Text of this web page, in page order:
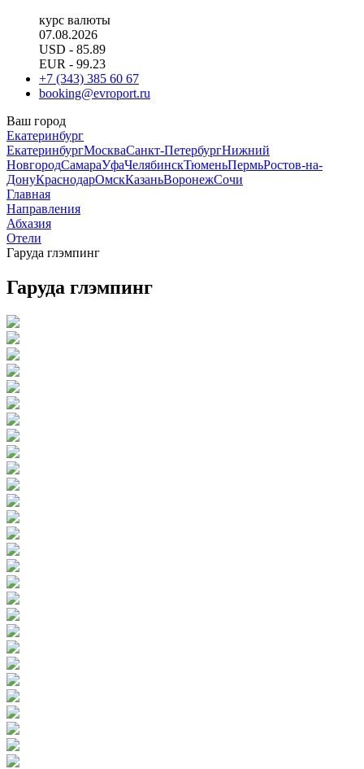
курс валюты
07.08.2026
USD - 85.89
EUR - 99.23
+7 (343) 385 60 67
booking@evroport.ru
Ваш город
Екатеринбург
ЕкатеринбургМоскваСанкт-ПетербургНижний
НовгородСамараУфаЧелябинскТюменьПермьРостов-на-
ДонуКраснодарОмскКазаньВоронежСочи
Главная
Направления
Абхазия
Отели
Гаруда глэмпинг
Гаруда глэмпинг